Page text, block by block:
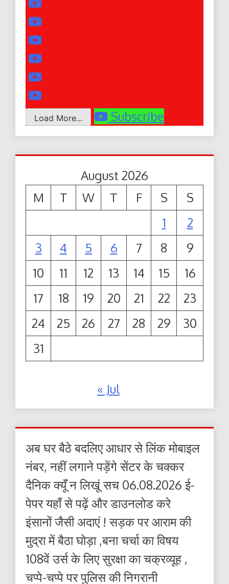
Load More... Subscribe
August 2026
M
T W T F S
S
1
2
3
4 5 6 7 8
9
10
11 12 13 14 15
16
17
18 19 20 21 22
23
24
25 26 27 28 29
30
31
« Jul
अब घर बैठे बदलिए आधार से लिंक मोबाइल
नंबर, नहीं लगाने पड़ेंगे सेंटर के चक्कर
दैनिक क्यूँ न लिखूं सच 06.08.2026 ई-
पेपर यहाँ से पढ़ें और डाउनलोड करे
इंसानों जैसी अदाएं ! सड़क पर आराम की
मुद्रा में बैठा घोड़ा ,बना चर्चा का विषय
108वें उर्स के लिए सुरक्षा का चक्रव्यूह ,
चप्पे-चप्पे पर पुलिस की निगरानी